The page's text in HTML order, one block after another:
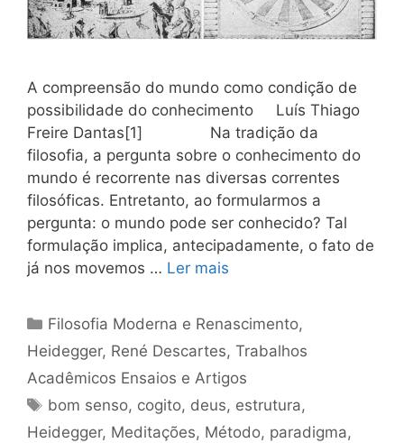
A compreensão do mundo como condição de
possibilidade do conhecimento Luís Thiago
Freire Dantas[1] Na tradição da
filosofia, a pergunta sobre o conhecimento do
mundo é recorrente nas diversas correntes
filosóficas. Entretanto, ao formularmos a
pergunta: o mundo pode ser conhecido? Tal
formulação implica, antecipadamente, o fato de
já nos movemos … Ler mais
Categorias
Filosofia Moderna e Renascimento,
Heidegger, René Descartes, Trabalhos
Acadêmicos Ensaios e Artigos
Tags
bom senso, cogito, deus, estrutura,
Heidegger, Meditações, Método, paradigma,